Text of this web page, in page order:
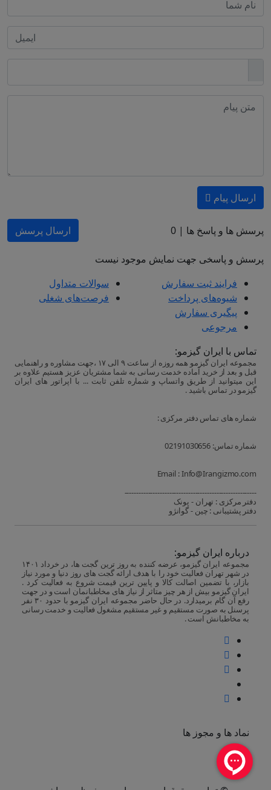
ارسال پیام
پرسش ها و پاسخ ها | 0 ارسال پرسش
پرسش و پاسخی جهت نمایش موجود نیست
فرایند ثبت سفارش
شیوه‌های پرداخت
پیگیری سفارش
مرجوعی
سوالات متداول
فرصت‌های شغلی
تماس با ایران گیزمو:
مجموعه ایران گیزمو همه روزه از ساعت ۹ الی ۱۷ ،جهت مشاوره و راهنمایی
قبل و بعد از خرید آماده خدمت رسانی به شما مشتریان عزیز هستیم علاوه بر
این میتوانید از طریق واتساپ و شماره تلفن ثابت ... با اپراتور های ایران
گیزمو در تماس باشید .
شماره های تماس دفتر مرکزی :
شماره تماس: 02191030656
Email : Info@Irangizmo.com
--------------------------------------------------------
دفتر مرکزی : تهران - پونک
دفتر پشتیبانی : چین - گوانژو
درباره ایران گیزمو:
مجموعه ایران گیزمو، عرضه کننده به روز ترین گجت ها، در خرداد ۱۴۰۱
در شهر تهران فعالیت خود را با هدف ارائه گجت های روز دنیا و مورد نیاز
بازار، با تضمین اصالت کالا و پایین ترین قیمت شروع به فعالیت کرد .
ایران گیزمو بیش از هر چیز متاثر از نیاز های مخاطبانمان است و در جهت
رفع آن گام برمیدارد. در حال حاضر مجموعه ایران گیزمو با حدود ۳۰ نفر
پرسنل به صورت مستقیم و غیر مستقیم مشغول فعالیت و خدمت رسانی
به مخاطبانش است .
نماد ها و مجوز ها